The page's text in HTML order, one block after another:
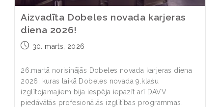
Aizvadīta Dobeles novada karjeras
diena 2026!
30. marts, 2026
26.martā norisinājās Dobeles novada karjeras diena
2026, kuras laikā Dobeles novada 9.klašu
izglītojamajiem bija iespēja iepazīt arī DAVV
piedāvātās profesionālās izglītības programmas.